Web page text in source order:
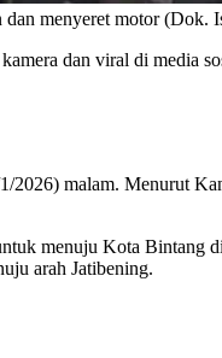
menyeret motor (Dok.
dan viral di media
malam. Menurut
menuju Kota Bintang
arah Jatibening.